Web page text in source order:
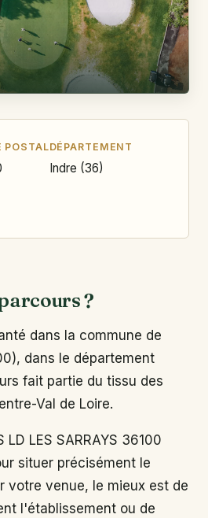
POSTALDÉPARTEMENT
Indre (36)
?
dans la commune de
dans le département
fait partie du tissu des
Val de Loire.
LD LES SARRAYS 36100
situer précisément le
votre venue, le mieux est de
l'établissement ou de